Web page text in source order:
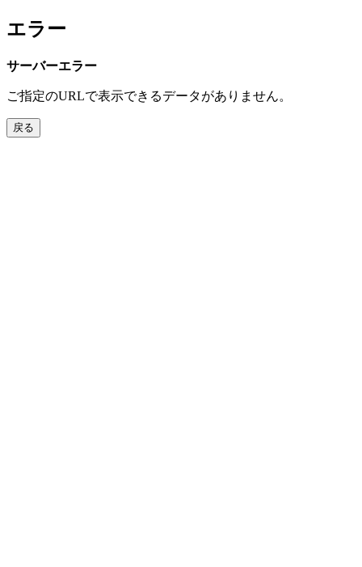
エラー
サーバーエラー
ご指定のURLで表示できるデータがありません。